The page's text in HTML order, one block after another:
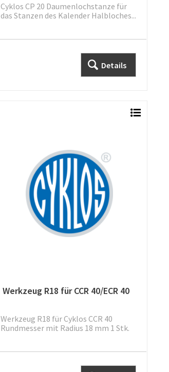
Cyklos CP 20 Daumenlochstanze für
das Stanzen des Kalender Halbloches...
Details
Werkzeug R18 für CCR 40/ECR 40
Werkzeug R18 für Cyklos CCR 40
Rundmesser mit Radius 18 mm 1 Stk.